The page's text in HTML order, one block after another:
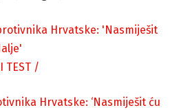
TEST /
Hrvatske: ‘Nasmiješit ću